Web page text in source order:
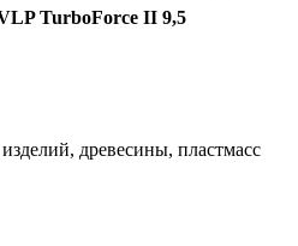
TurboForce II 9,5
древесины, пластмасс